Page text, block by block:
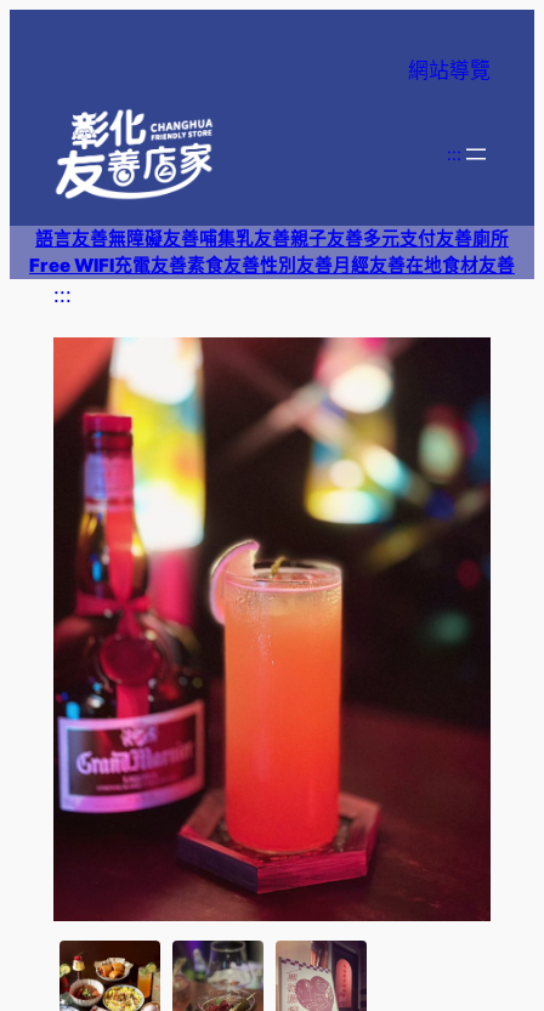
網站導覽
:::
語言友善無障礙友善哺集乳友善親子友善多元支付友善廁所
Free WIFI充電友善素食友善性別友善月經友善在地食材友善
:::